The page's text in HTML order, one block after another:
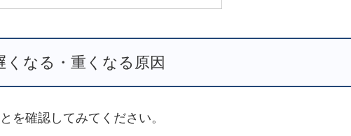
くなる・重くなる原因
を確認してみてください。